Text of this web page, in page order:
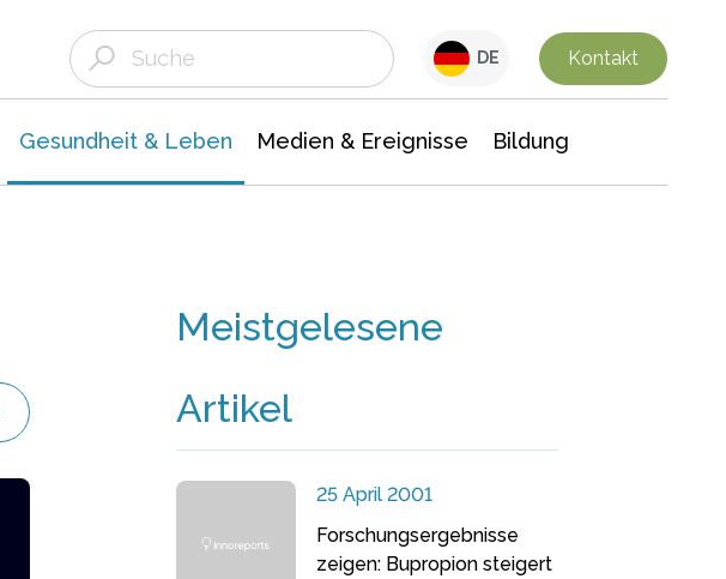
DE Kontakt
Gesundheit & Leben Medien & Ereignisse Bildung
Meistgelesene
Artikel
25 April 2001
Forschungsergebnisse
zeigen: Bupropion steigert